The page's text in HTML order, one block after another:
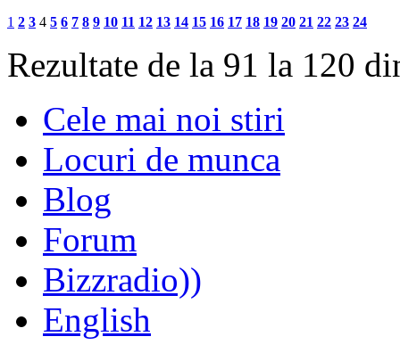
1 2 3 4 5 6 7 8 9 10 11 12 13 14 15 16 17 18 19 20 21 22 23 24
Rezultate de la 91 la 120
Cele mai noi stiri
Locuri de munca
Blog
Forum
Bizzradio))
English